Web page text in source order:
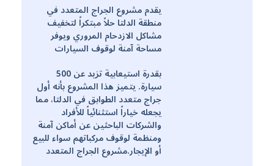
يقدم مشروع الجراج المتعدد في
منطقة الدلتا حلاً مبتكراً لتخفيف
مشاكل الازدحام المروري ويوفر
مساحة آمنة لوقوف السيارات
بقدرة استيعابية تزيد عن 500
سيارة. يتميز هذا المشروع بأنه أول
جراج متعدد الطوابق في الدلتا، مما
يجعله خياراً استثنائياً للأفراد
والشركات الباحثين عن أماكن آمنة
ومنظمة لوقوف مركباتهم سواء للبيع
أو الإيجار.مشروع الجراج المتعدد